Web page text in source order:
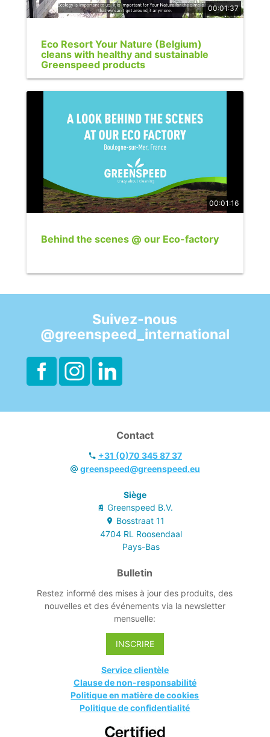
00:01:37
Eco Resort Your Nature (Belgium)
cleans with healthy and sustainable
Greenspeed products
00:01:16
Behind the scenes @ our Eco-factory
Suivez-nous
@greenspeed_international
Contact
+31 (0)70 345 87 37
greenspeed@greenspeed.eu
Siège
Greenspeed B.V.
Bosstraat 11
4704 RL Roosendaal
Pays-Bas
Bulletin
Restez informé des mises à jour des produits, des
nouvelles et des événements via la newsletter
mensuelle:
INSCRIRE
Service clientèle
Clause de non-responsabilité
Politique en matière de cookies
Politique de confidentialité